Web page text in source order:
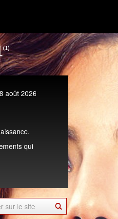
(1)
8 août 2026
qui